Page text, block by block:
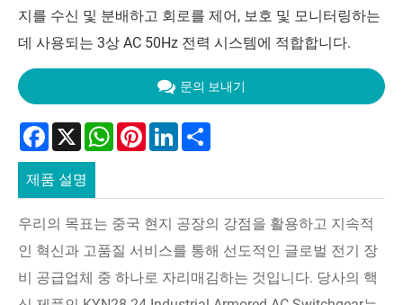
지를 수신 및 분배하고 회로를 제어, 보호 및 모니터링하는
데 사용되는 3상 AC 50Hz 전력 시스템에 적합합니다.
문의 보내기
Facebook
X WhatsApp
PinterestLinkedIn
제품 설명
우리의 목표는 중국 현지 공장의 강점을 활용하고 지속적
인 혁신과 고품질 서비스를 통해 선도적인 글로벌 전기 장
비 공급업체 중 하나로 자리매김하는 것입니다. 당사의 핵